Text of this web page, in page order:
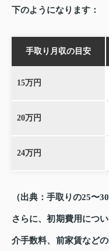
下のようになります：
手取り月収の目安
15万円
20万円
24万円
（出典：手取りの25〜
さらに、初期費用につ
介手数料、前家賃など